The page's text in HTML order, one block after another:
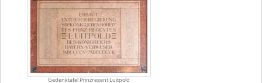
Gedenktafel Prinzregent Luitpold